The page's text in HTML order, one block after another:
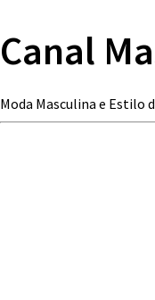
Canal
Moda Masculina e Estilo